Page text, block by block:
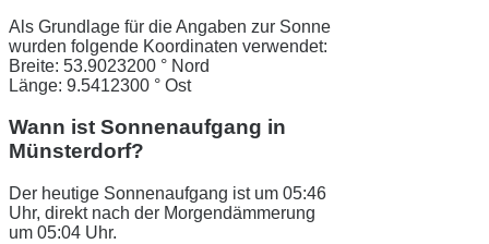
Als Grundlage für die Angaben zur Sonne
wurden folgende Koordinaten verwendet:
Breite: 53.9023200 ° Nord
Länge: 9.5412300 ° Ost
Wann ist Sonnenaufgang in
Münsterdorf?
Der heutige Sonnenaufgang ist um 05:46
Uhr, direkt nach der Morgendämmerung
um 05:04 Uhr.